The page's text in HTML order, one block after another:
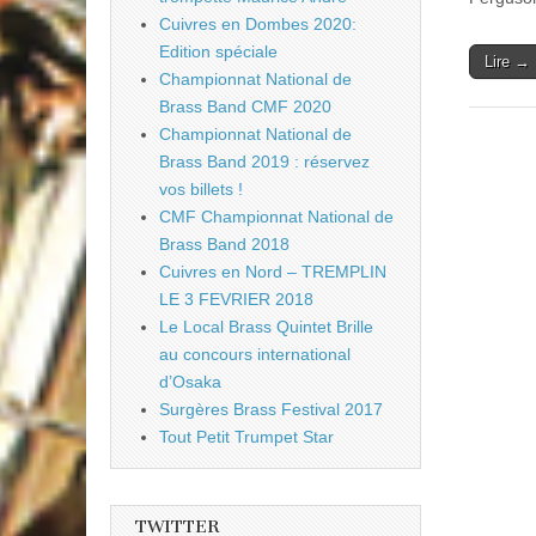
Lire →
Cuivres en Dombes 2020:
Edition spéciale
Championnat National de
Brass Band CMF 2020
Championnat National de
Brass Band 2019 : réservez
vos billets !
CMF Championnat National de
Brass Band 2018
Cuivres en Nord – TREMPLIN
LE 3 FEVRIER 2018
Le Local Brass Quintet Brille
au concours international
d’Osaka
Surgères Brass Festival 2017
Tout Petit Trumpet Star
TWITTER